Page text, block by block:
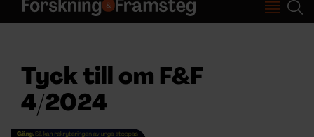
f
t
:
Prenumerera
NYHETSBREV
Tyck till om F&F
4/2024